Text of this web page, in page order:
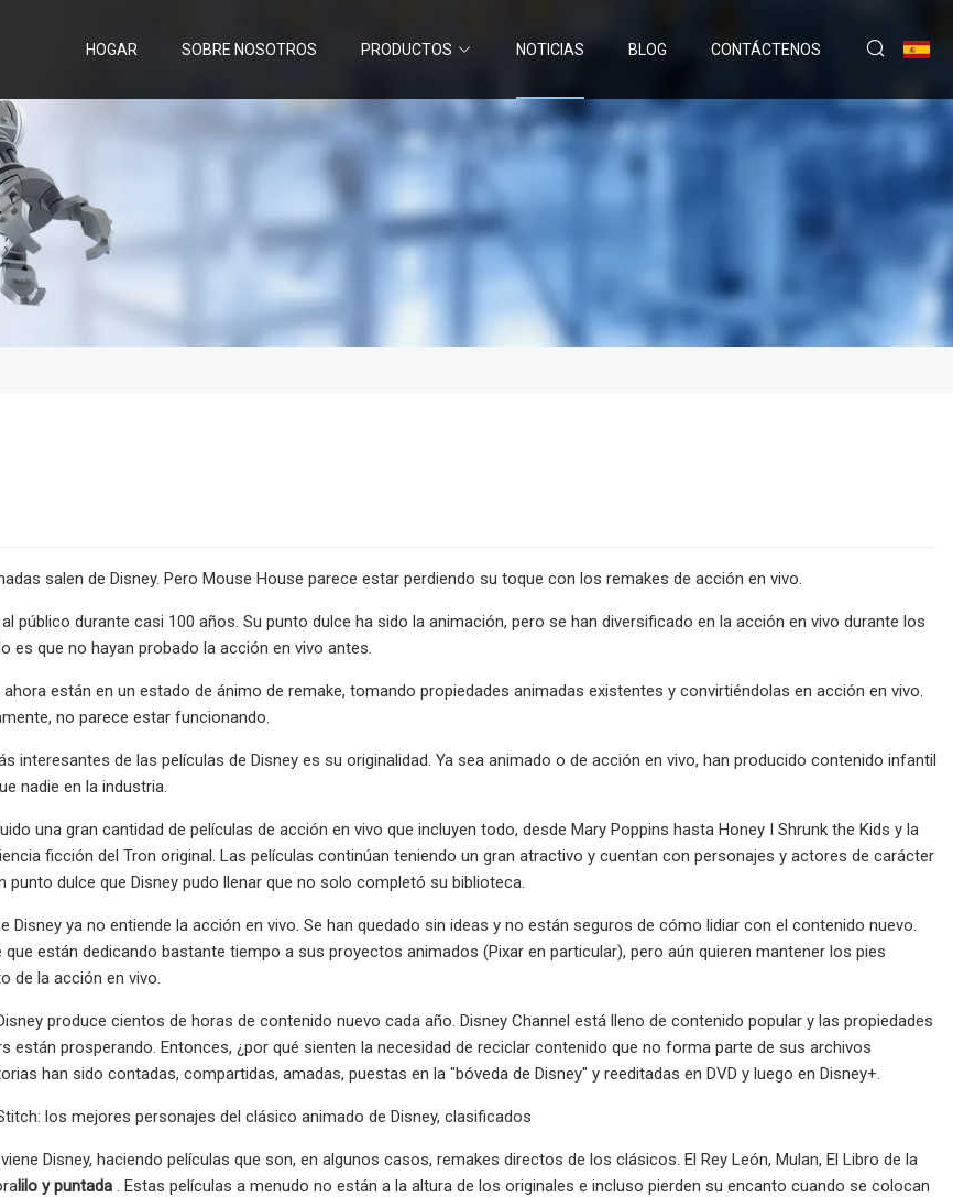
HOGAR SOBRE NOSOTROS PRODUCTOS NOTICIAS BLOG CONTÁCTENOS
salen de Disney. Pero Mouse House parece estar perdiendo su toque con los remakes de acción en vivo.
público durante casi 100 años. Su punto dulce ha sido la animación, pero se han diversificado en la acción en vivo durante los
es que no hayan probado la acción en vivo antes.
están en un estado de ánimo de remake, tomando propiedades animadas existentes y convirtiéndolas en acción en vivo.
no parece estar funcionando.
interesantes de las películas de Disney es su originalidad. Ya sea animado o de acción en vivo, han producido contenido infantil
nadie en la industria.
una gran cantidad de películas de acción en vivo que incluyen todo, desde Mary Poppins hasta Honey I Shrunk the Kids y la
ficción del Tron original. Las películas continúan teniendo un gran atractivo y cuentan con personajes y actores de carácter
punto dulce que Disney pudo llenar que no solo completó su biblioteca.
Disney ya no entiende la acción en vivo. Se han quedado sin ideas y no están seguros de cómo lidiar con el contenido nuevo.
que están dedicando bastante tiempo a sus proyectos animados (Pixar en particular), pero aún quieren mantener los pies
de la acción en vivo.
produce cientos de horas de contenido nuevo cada año. Disney Channel está lleno de contenido popular y las propiedades
están prosperando. Entonces, ¿por qué sienten la necesidad de reciclar contenido que no forma parte de sus archivos
han sido contadas, compartidas, amadas, puestas en la "bóveda de Disney" y reeditadas en DVD y luego en Disney+.
los mejores personajes del clásico animado de Disney, clasificados
Disney, haciendo películas que son, en algunos casos, remakes directos de los clásicos. El Rey León, Mulan, El Libro de la
lilo y puntada . Estas películas a menudo no están a la altura de los originales e incluso pierden su encanto cuando se colocan